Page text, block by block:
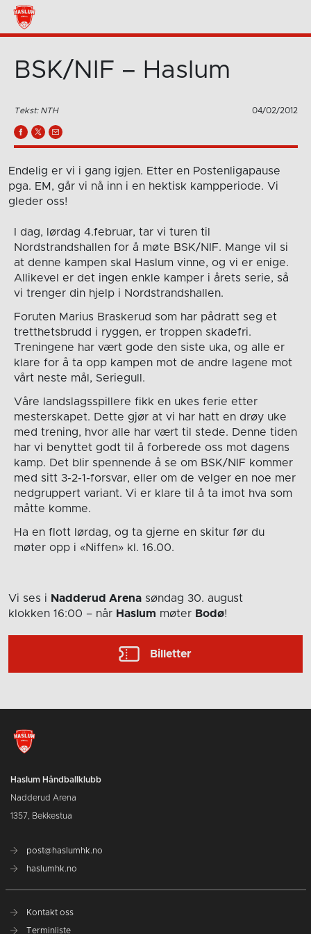
BSK/NIF – Haslum
Tekst: NTH 04/02/2012
Endelig er vi i gang igjen. Etter en Postenligapause
pga. EM, går vi nå inn i en hektisk kampperiode. Vi
gleder oss!
I dag, lørdag 4.februar, tar vi turen til
Nordstrandshallen for å møte BSK/NIF. Mange vil si
at denne kampen skal Haslum vinne, og vi er enige.
Allikevel er det ingen enkle kamper i årets serie, så
vi trenger din hjelp i Nordstrandshallen.
Foruten Marius Braskerud som har pådratt seg et
tretthetsbrudd i ryggen, er troppen skadefri.
Treningene har vært gode den siste uka, og alle er
klare for å ta opp kampen mot de andre lagene mot
vårt neste mål, Seriegull.
Våre landslagsspillere fikk en ukes ferie etter
mesterskapet. Dette gjør at vi har hatt en drøy uke
med trening, hvor alle har vært til stede. Denne tiden
har vi benyttet godt til å forberede oss mot dagens
kamp. Det blir spennende å se om BSK/NIF kommer
med sitt 3-2-1-forsvar, eller om de velger en noe mer
nedgruppert variant. Vi er klare til å ta imot hva som
måtte komme.
Ha en flott lørdag, og ta gjerne en skitur før du
møter opp i «Niffen» kl. 16.00.
Vi ses i Nadderud Arena søndag 30. august
klokken 16:00 – når Haslum møter Bodø!
Billetter
Haslum Håndballklubb
Nadderud Arena
1357, Bekkestua
post@haslumhk.no
haslumhk.no
Kontakt oss
Terminliste